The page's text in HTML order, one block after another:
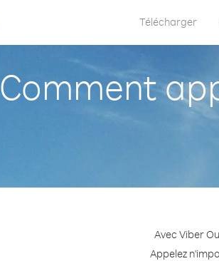
Télécharger
Comment
Avec Viber
Appelez